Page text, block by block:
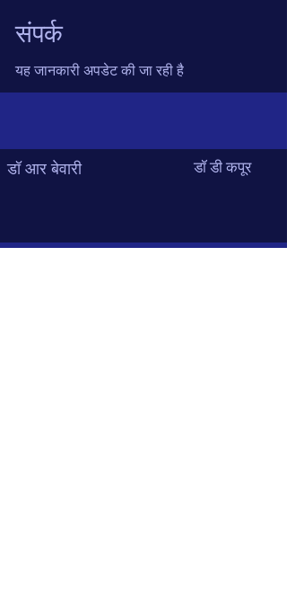
संपर्क
यह जानकारी अपडेट की जा रही है
डॉ आर बेवारी डॉ डी कपूर